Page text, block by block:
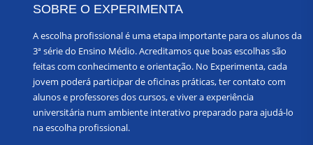
SOBRE O EXPERIMENTA
A escolha profissional é uma etapa importante para os alunos da
3ª série do Ensino Médio. Acreditamos que boas escolhas são
feitas com conhecimento e orientação. No Experimenta, cada
jovem poderá participar de oficinas práticas, ter contato com
alunos e professores dos cursos, e viver a experiência
universitária num ambiente interativo preparado para ajudá-lo
na escolha profissional.